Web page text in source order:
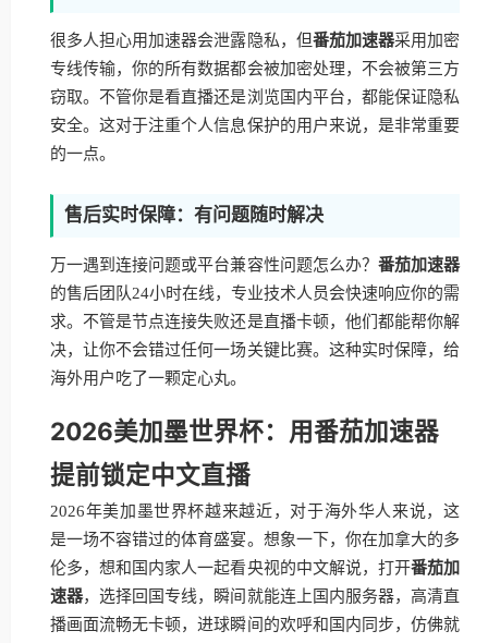
很多人担心用加速器会泄露隐私，但番茄加速器采用加密
专线传输，你的所有数据都会被加密处理，不会被第三方
窃取。不管你是看直播还是浏览国内平台，都能保证隐私
安全。这对于注重个人信息保护的用户来说，是非常重要
的一点。
售后实时保障：有问题随时解决
万一遇到连接问题或平台兼容性问题怎么办？ 番茄加速器
的售后团队24小时在线，专业技术人员会快速响应你的需
求。不管是节点连接失败还是直播卡顿，他们都能帮你解
决，让你不会错过任何一场关键比赛。这种实时保障，给
海外用户吃了一颗定心丸。
2026美加墨世界杯：用番茄加速器
提前锁定中文直播
2026年美加墨世界杯越来越近，对于海外华人来说，这
是一场不容错过的体育盛宴。想象一下，你在加拿大的多
伦多，想和国内家人一起看央视的中文解说，打开番茄加
速器，选择回国专线，瞬间就能连上国内服务器，高清直
播画面流畅无卡顿，进球瞬间的欢呼和国内同步，仿佛就